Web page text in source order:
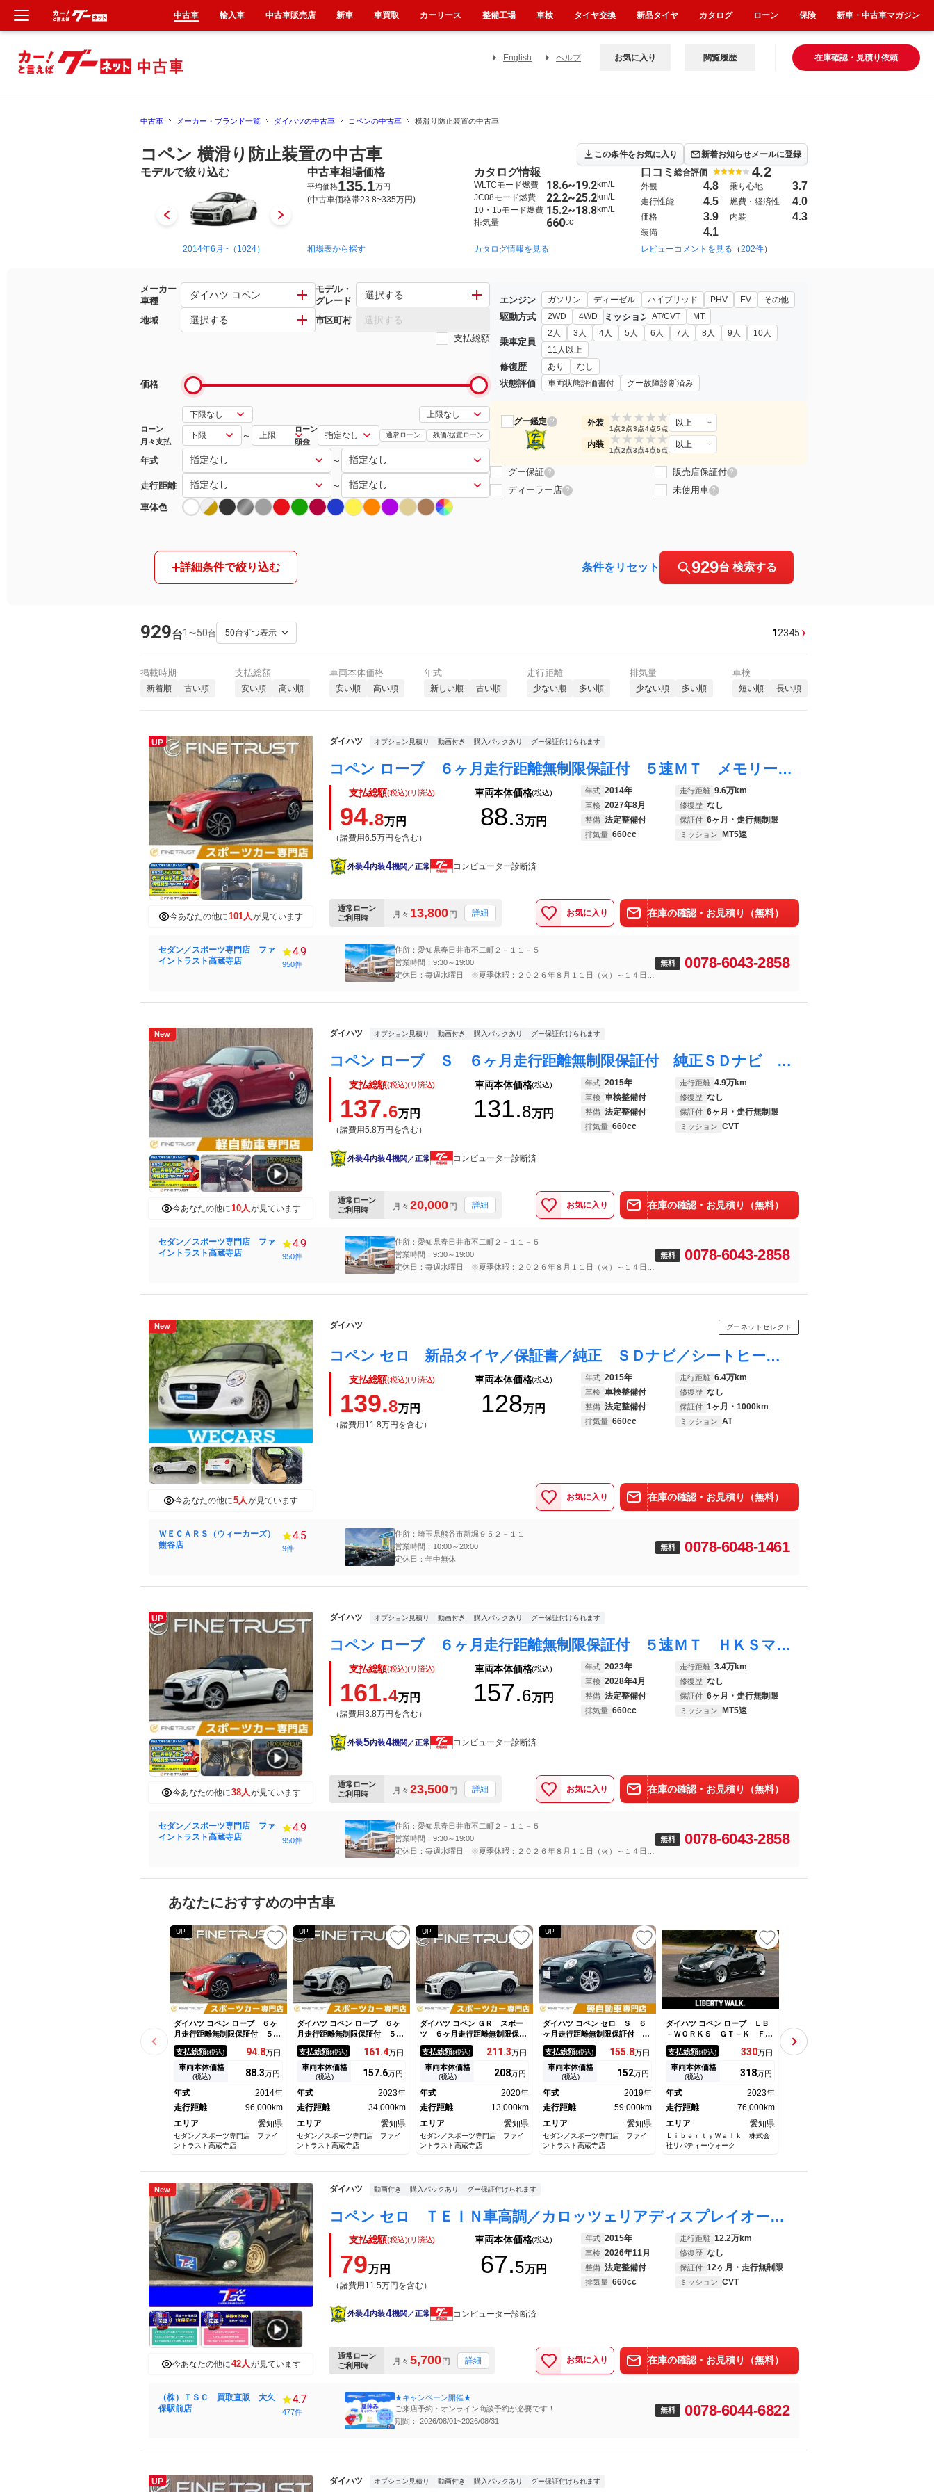
English ヘルプ 在庫確認・見積り依頼
お気に入り 閲覧履歴
中古車 メーカー・ブランド一覧 ダイハツの中古車 コペンの中古車 横滑り防止装置の中古車
コペン 横滑り防止装置の中古車 この条件をお気に入り 新着お知らせメールに登録
モデルで絞り込む
2014年6月~（1024） 2002年6月~2012年9月（620） 2014年6月~（1024）
中古車相場価格
平均価格135.1万円
(中古車価格帯23.8~335万円)
相場表から探す
カタログ情報
WLTCモード燃費 18.6~19.2km/L
JC08モード燃費
22.2~25.2km/L
10・15モード燃費 15.2~18.8km/L
排気量
660cc
カタログ情報を見る
口コミ 総合評価 4.2
外観 4.8 乗り心地 3.7
走行性能 4.5 燃費・経済性 4.0
価格 3.9 内装 4.3
装備 4.1
レビューコメントを見る （202件）
メーカー
車種
ダイハツ コペン
モデル・
グレード
選択する
地域 選択する 市区町村 選択する
支払総額
価格
ローン
月々支払
～
ローン
頭金
通常ローン 残価/据置ローン
年式 ～
走行距離 ～
車体色
エンジン ガソリン ディーゼル ハイブリッド PHV EV その他
駆動方式 2WD 4WD ミッション AT/CVT MT
乗車定員
2人 3人 4人 5人 6人 7人 8人 9人
10人
11人以上
修復歴 あり なし
状態評価 車両状態評価書付 グー故障診断済み
グー鑑定 ? 外装 ★
1点
★
2点
★
3点
★
4点
★
5点
以上
内装 ★
1点
★
2点
★
3点
★
4点
★
5点
以上
グー保証 ? 販売店保証付 ?
ディーラー店 ? 未使用車 ?
詳細条件で絞り込む 条件をリセット 929台 検索する
929台1 〜50台 12345 ›
掲載時期
新着順 古い順
支払総額
安い順 高い順
車両本体価格
安い順 高い順
年式
新しい順 古い順
走行距離
少ない順 多い順
排気量
少ない順 多い順
車検
短い順 長い順
UP
今あなたの他に101人が見ています
ダイハツ オプション見積り 動画付き 購入パックあり グー保証付けられます
コペン ローブ ６ヶ月走行距離無制限保証付 ５速ＭＴ メモリーナビ フルセグＴＶ ＬＥＤヘッドライト 禁煙車 シートヒーター Ｂｌｕｅｔｏｏｔｈ ＵＳＢポート スマートキー 純正１６インチアルミホイール ＤＶＤ再生
支払総額(税込)(リ済込)
94.8万円
（諸費用6.5万円を含む）
車両本体価格(税込)
88.3万円
年式 2014年 走行距離 9.6万km
車検 2027年8月 修復歴 なし
整備 法定整備付 保証付 6ヶ月・走行無制限
排気量 660cc ミッション MT5速
外装4内装4機関／正常 コンピューター診断済
通常ローン
ご利用時
月々 13,800円 詳細 お気に入り 在庫の確認・お見積り（無料）
セダン／スポーツ専門店 ファ
イントラスト高蔵寺店
4.9
950件
住所：愛知県春日井市不二町２－１１－５
営業時間：9:30～19:00
定休日：毎週水曜日 ※夏季休暇：２０２６年８月１１日（火）～１４日
無料 0078-6043-2858
New
今あなたの他に10人が見ています
ダイハツ オプション見積り 動画付き 購入パックあり グー保証付けられます
コペン ローブ Ｓ ６ヶ月走行距離無制限保証付 純正ＳＤナビ フルセグＴＶ バックカメラ ＥＴＣ シートヒーター 禁煙車 スマートキー ＢＢＳ１６インチアルミホイール Ｂｌｕｅｔｏｏｔｈ ＵＳＢポート ＬＥＤヘッドライト
支払総額(税込)(リ済込)
137.6万円
（諸費用5.8万円を含む）
車両本体価格(税込)
131.8万円
年式 2015年 走行距離 4.9万km
車検 車検整備付 修復歴 なし
整備 法定整備付 保証付 6ヶ月・走行無制限
排気量 660cc ミッション CVT
外装4内装4機関／正常 コンピューター診断済
通常ローン
ご利用時
月々 20,000円 詳細 お気に入り 在庫の確認・お見積り（無料）
セダン／スポーツ専門店 ファ
イントラスト高蔵寺店
4.9
950件
住所：愛知県春日井市不二町２－１１－５
営業時間：9:30～19:00
定休日：毎週水曜日 ※夏季休暇：２０２６年８月１１日（火）～１４日
無料 0078-6043-2858
New
今あなたの他に5人が見ています
ダイハツ グーネットセレクト
コペン セロ 新品タイヤ／保証書／純正 ＳＤナビ／シートヒーター 全席／ヘッドランプ ＬＥＤ／Ｂｌｕｅｔｏｏｔｈ接続／ＥＴＣ／ＥＢＤ付ＡＢＳ／横滑り防止装置／アイドリングストップ／バックモニター／フルセグＴＶ
支払総額(税込)(リ済込)
139.8万円
（諸費用11.8万円を含む）
車両本体価格(税込)
128万円
年式 2015年 走行距離 6.4万km
車検 車検整備付 修復歴 なし
整備 法定整備付 保証付 1ヶ月・1000km
排気量 660cc ミッション AT
お気に入り 在庫の確認・お見積り（無料）
ＷＥＣＡＲＳ（ウィーカーズ）
熊谷店
4.5
9件
住所：埼玉県熊谷市新堀９５２－１１
営業時間：10:00～20:00
定休日：年中無休
無料 0078-6048-1461
UP
今あなたの他に38人が見ています
ダイハツ オプション見積り 動画付き 購入パックあり グー保証付けられます
コペン ローブ ６ヶ月走行距離無制限保証付 ５速ＭＴ ＨＫＳマフラー Ｄ－ＳＰＯＲＴＳリアスポイラー 純正メモリーナビ バックカメラ 禁煙車 Ｂｌｕｅｔｏｏｔｈ フルセグＴＶ シートヒーター ＬＥＤヘッドライト
支払総額(税込)(リ済込)
161.4万円
（諸費用3.8万円を含む）
車両本体価格(税込)
157.6万円
年式 2023年 走行距離 3.4万km
車検 2028年4月 修復歴 なし
整備 法定整備付 保証付 6ヶ月・走行無制限
排気量 660cc ミッション MT5速
外装5内装4機関／正常 コンピューター診断済
通常ローン
ご利用時
月々 23,500円 詳細 お気に入り 在庫の確認・お見積り（無料）
セダン／スポーツ専門店 ファ
イントラスト高蔵寺店
4.9
950件
住所：愛知県春日井市不二町２－１１－５
営業時間：9:30～19:00
定休日：毎週水曜日 ※夏季休暇：２０２６年８月１１日（火）～１４日
無料 0078-6043-2858
あなたにおすすめの中古車
UP
ダイハツ コペン ローブ ６ヶ
月走行距離無制限保証付 ５速
ＭＴ メモリーナビ フルセグ
ＴＶ ＬＥＤヘッドライト 禁
煙車 シートヒーター Ｂｌｕ
ｅｔｏｏｔｈ ＵＳＢポート
アルミホイール ＤＶＤ再生
支払総額(税込) 94.8万円
車両本体価格
(税込) 88.3万円
年式
2014年
走行距離
96,000km
エリア
愛知県
セダン／スポーツ専門店 ファイ
ントラスト高蔵寺店
UP
ダイハツ コペン ローブ ６ヶ
月走行距離無制限保証付 ５速
ＭＴ ＨＫＳマフラー Ｄ－Ｓ
ＰＯＲＴＳリアスポイラー 純
正メモリーナビ バックカメ
ラ 禁煙車 Ｂｌｕｅｔｏｏｔ
ター ＬＥＤヘッドライト
支払総額(税込) 161.4万円
車両本体価格
(税込) 157.6万円
年式
2023年
走行距離
34,000km
エリア
愛知県
セダン／スポーツ専門店 ファイ
ントラスト高蔵寺店
UP
ダイハツ コペン ＧＲ スポー
ツ ６ヶ月走行距離無制限保証
付 ５速ＭＴ 純正メモリーナ
ビ バックカメラ フルセグＴ
Ｖ Ｂｌｕｅｔｏｏｔｈ ＬＥ
Ｄヘッドライト スマートキ
止装置 純正１６インチアルミ
ホイール
支払総額(税込) 211.3万円
車両本体価格
(税込) 208万円
年式
2020年
走行距離
13,000km
エリア
愛知県
セダン／スポーツ専門店 ファイ
ントラスト高蔵寺店
UP
ダイハツ コペン セロ Ｓ ６
ヶ月走行距離無制限保証付 ５
速ＭＴ ビルシュタインサス
ディスプレイオーディオ ＬＥ
Ｄヘッドライト スマートキ
ー シートヒーター 禁煙車
アルミホイール オートエアコ
ン
支払総額(税込) 155.8万円
車両本体価格
(税込) 152万円
年式
2019年
走行距離
59,000km
エリア
愛知県
セダン／スポーツ専門店 ファイ
ントラスト高蔵寺店
ダイハツ コペン ローブ ＬＢ
－ＷＯＲＫＳ ＧＴ－Ｋ Ｆｕ
ｌｌＣｏｍｐｌｅｔｅ ロンシ
ャンＸＲ－４ １６ｉｎｃｈＡ
Ｗ ＬＢオリジナルチタンチッ
プマフラー ＬＢオリジナルス
フトノブ
支払総額(税込) 330万円
車両本体価格
(税込) 318万円
年式
2023年
走行距離
76,000km
エリア
愛知県
ＬｉｂｅｒｔｙＷａｌｋ 株式会
社リバティーウォーク
月走行距離無制限保証付 ＢＢ
Ｓアルミホイール ＨＫＳマフ
ラー ＳＨＯＷＡ ＴＵＮＩＮ
支払総額
New
今あなたの他に42人 が見ています
ダイハツ 動画付き 購入パックあり グー保証付けられます
コペン セロ ＴＥＩＮ車高調／カロッツェリアディスプレイオーディオ／ＥＣＯＩＤＬＥ・Ｄｅｆｉ追加メーター／ＥＴＣ／ＬＥＤヘッドライト／フロントフォグ／社外ホイール／社外ウットステアリング／ターボ／スマートキー／
支払総額(税込)(リ済込)
79万円
（諸費用11.5万円を含む）
車両本体価格(税込)
67.5万円
年式 2015年 走行距離 12.2万km
車検 2026年11月 修復歴 なし
整備 法定整備付 保証付 12ヶ月・走行無制限
排気量 660cc ミッション CVT
外装4内装4機関／正常 コンピューター診断済
通常ローン
ご利用時
月々 5,700 円 詳細 お気に入り 在庫の確認・お見積り（無料）
（株）ＴＳＣ 買取直販 大久
保駅前店
4.7
477件
★キャンペーン開催★
ご来店予約・オンライン商談予約が必要です！
期間： 2026/08/01~2026/08/31
無料 0078-6044-6822
UP ダイハツ オプション見積り 動画付き 購入パックあり グー保証付けられます
中古車 輸入車 中古車販売店 新車 車買取 カーリース 整備工場 車検 タイヤ交換 新品タイヤ カタログ ローン 保険 新車・中古車マガジン
新車